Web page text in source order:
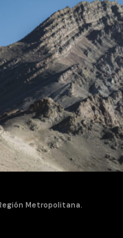
Metropolitana.